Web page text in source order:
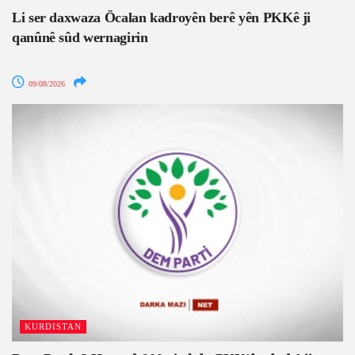
Li ser daxwaza Öcalan kadroyên berê yên PKKê ji
qanûnê sûd wernagirin
09/08/2026
KURDISTAN